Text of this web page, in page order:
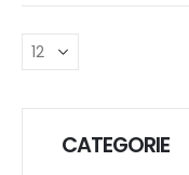
CATEGORIE